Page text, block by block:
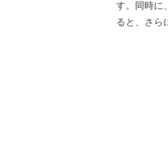
す。同時に
ると、さら